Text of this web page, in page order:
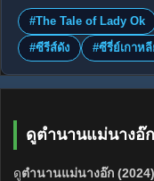
#The Tale of Lady Ok
#ซีรีส์ดัง
#ซีรี่ย์เกาห
ดูตำนานแม่นางอ๊
ดูตำนานแม่นางอ๊ก